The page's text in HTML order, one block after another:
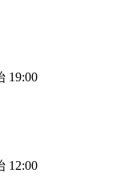
19:00
12:00